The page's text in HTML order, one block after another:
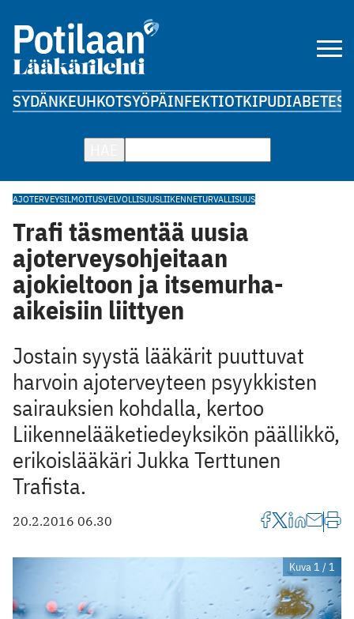
SYDÄNKEUHKOTSYÖPÄINFEKTIOTKIPUDIABETES
AJOTERVEYSILMOITUSVELVOLLISUUSLIIKENNETURVALLISUUS
Trafi täsmentää uusia
ajoterveysohjeitaan
ajokieltoon ja itsemurha-
aikeisiin liittyen
Jostain syystä lääkärit puuttuvat
harvoin ajoterveyteen psyykkisten
sairauksien kohdalla, kertoo
Liikennelääketiedeyksikön päällikkö,
erikoislääkäri Jukka Terttunen
Trafista.
20.2.2016 06.30
Kuva 1 / 1